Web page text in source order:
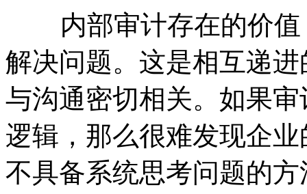
内部审计存在的价值
解决问题。这是相互递
与沟通密切相关。如果
逻辑，那么很难发现企
不具备系统思考问题的